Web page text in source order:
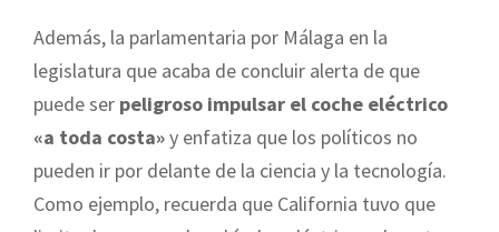
Además, la parlamentaria por Málaga en la
legislatura que acaba de concluir alerta de que
puede ser peligroso impulsar el coche eléctrico
«a toda costa»y enfatiza que los políticos no
pueden ir por delante de la ciencia y la tecnología.
Como ejemplo, recuerda que California tuvo que